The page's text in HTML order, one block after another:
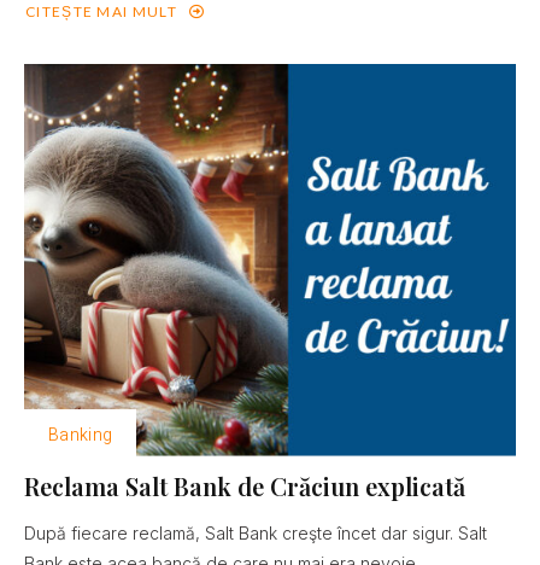
CITEȘTE MAI MULT
Banking
Reclama Salt Bank de Crăciun explicată
După fiecare reclamă, Salt Bank creşte încet dar sigur. Salt